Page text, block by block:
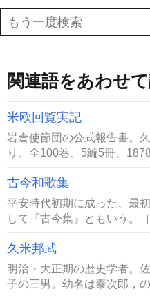
関連語をあわせ
米欧回覧実記
岩倉使節団の公式報告書。
り、全100巻、5編5冊、
古今和歌集
平安時代初期に成った、最
して『古今集』ともいう。
久米邦武
明治・大正期の歴史学者。
子の三男。幼名は泰次郎，